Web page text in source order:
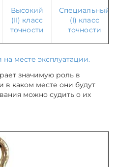
Высокий
(II) класс
точности
Специальный
(I) класс
точности
на месте эксплуатации.
значимую роль в
в каком месте они будут
можно судить о их